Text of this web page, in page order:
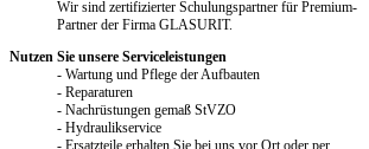
Wir sind zertifizierter Schulungspartner für Premium-
Partner der Firma GLASURIT.
Nutzen Sie unsere Serviceleistungen
- Wartung und Pflege der Aufbauten
- Reparaturen
- Nachrüstungen gemaß StVZO
- Hydraulikservice
- Ersatzteile erhalten Sie bei uns vor Ort oder per